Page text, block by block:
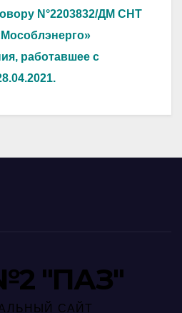
N°2203832/ДМ СНТ
работавшее с
"ПАЗ"
САЙТ